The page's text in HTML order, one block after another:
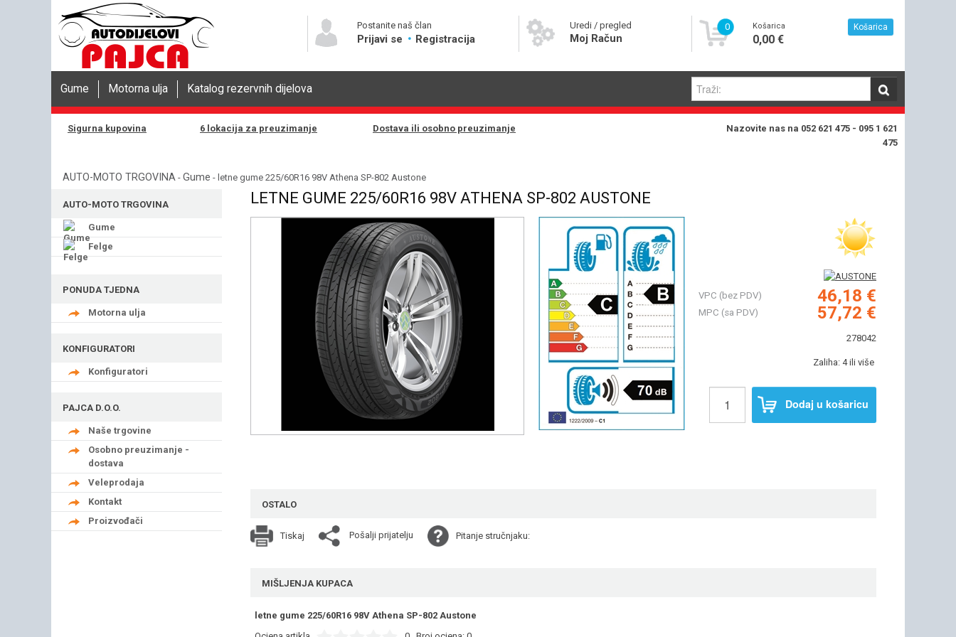
Postanite naš član
Prijavi se Registracija
Uredi / pregled
Moj Račun
0 Košarica
0,00 €
Košarica
Gume Motorna ulja Katalog rezervnih dijelova
Sigurna kupovina 6 lokacija za preuzimanje Dostava ili osobno preuzimanje
Nazovite nas na 052 621 475 - 095 1 621
475
AUTO-MOTO TRGOVINA - Gume - letne gume 225/60R16 98V Athena SP-802 Austone
AUTO-MOTO TRGOVINA
Gume
Felge
PONUDA TJEDNA
Motorna ulja
KONFIGURATORI
Konfiguratori
PAJCA D.O.O.
Naše trgovine
Osobno preuzimanje -
dostava
Veleprodaja
Kontakt
Proizvođači
LETNE GUME 225/60R16 98V ATHENA SP-802 AUSTONE
VPC (bez PDV) 46,18 €
MPC (sa PDV) 57,72 €
278042
Zaliha: 4 ili više
Dodaj u košaricu
OSTALO
Tiskaj Pošalji prijatelju Pitanje stručnjaku:
MIŠLJENJA KUPACA
letne gume 225/60R16 98V Athena SP-802 Austone